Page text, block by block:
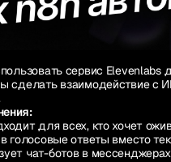
сервис
сделать взаимодействие с
для всех, кто хочет
голосовые ответы вместо
чат-ботов в